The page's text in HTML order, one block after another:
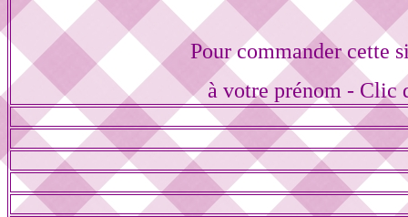
Pour commander cette
à votre prénom - Clic